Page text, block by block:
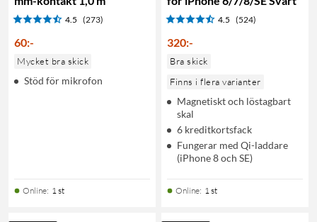
4.5 (273)
60:-
Mycket bra skick
Stöd för mikrofon
Online: 1 st
4.5 (524)
320:-
Bra skick
Finns i flera varianter
Magnetiskt och löstagbart
skal
6 kreditkortsfack
Fungerar med Qi-laddare
(iPhone 8 och SE)
Online: 1 st